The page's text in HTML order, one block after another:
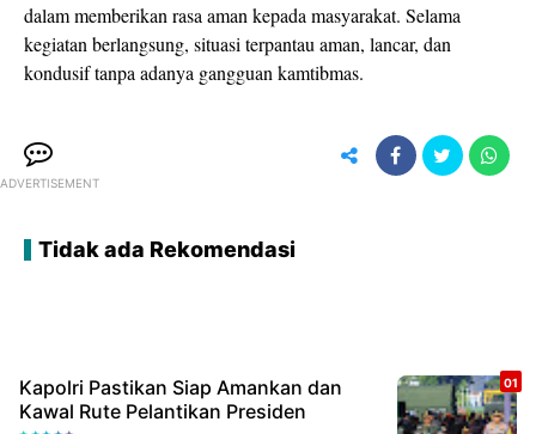
dalam memberikan rasa aman kepada masyarakat. Selama
kegiatan berlangsung, situasi terpantau aman, lancar, dan
kondusif tanpa adanya gangguan kamtibmas.
ADVERTISEMENT
Tidak ada Rekomendasi
Kapolri Pastikan Siap Amankan dan
Kawal Rute Pelantikan Presiden